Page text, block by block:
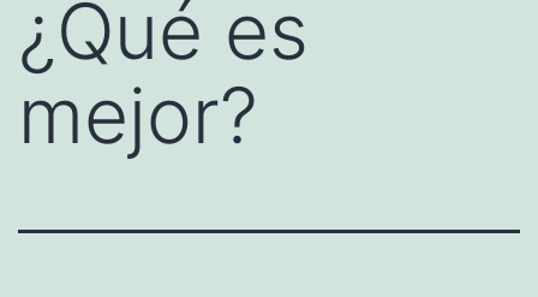
¿Qué es
mejor?